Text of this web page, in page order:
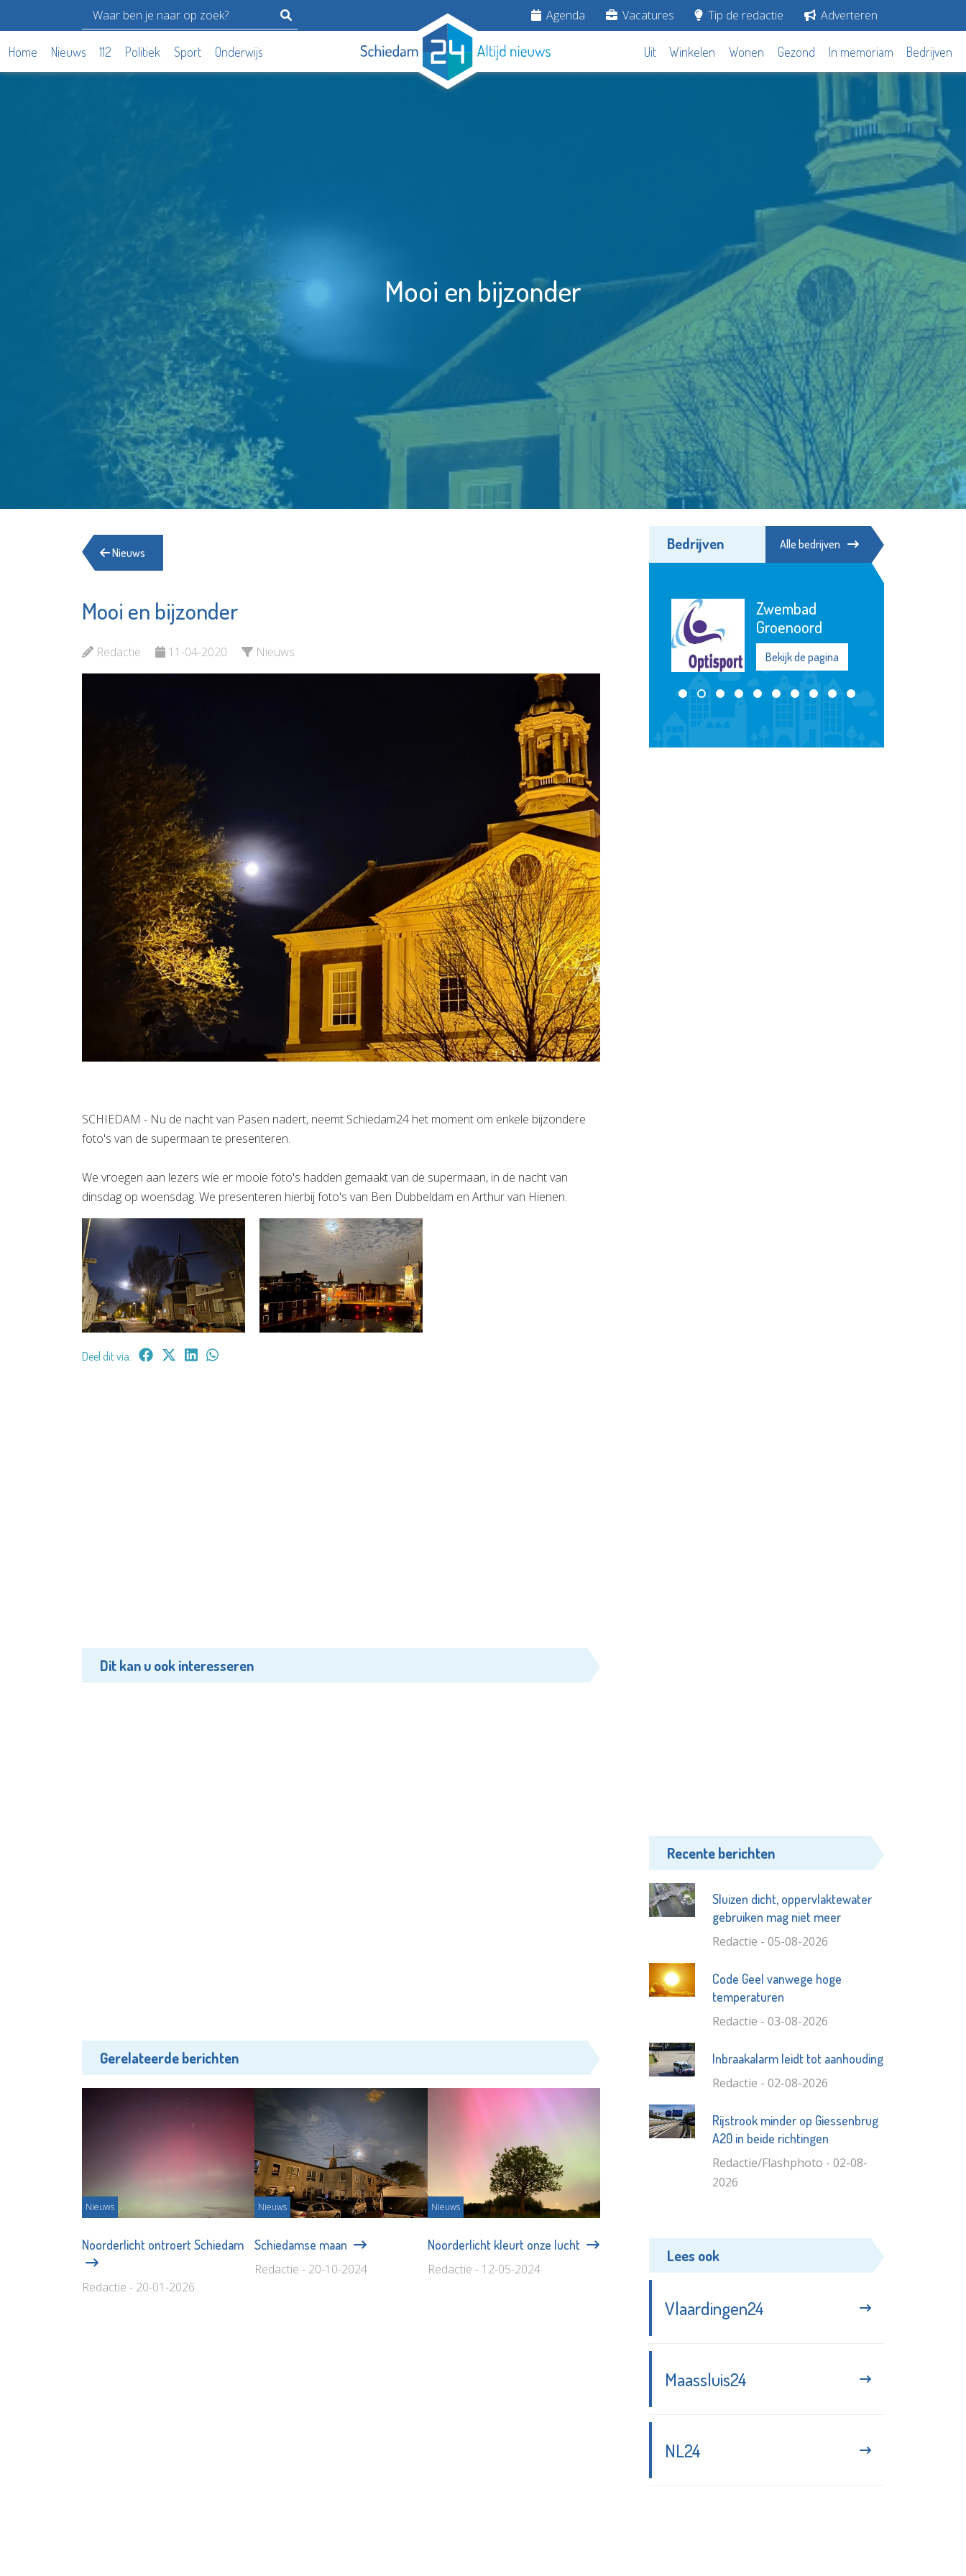
Agenda Vacatures Tip de redactie Adverteren
Home Nieuws 112 Politiek Sport Onderwijs Uit Winkelen Wonen Gezond In memoriam Bedrijven
Mooi en bijzonder
Nieuws
Mooi en bijzonder
Redactie 11-04-2020 Nieuws
SCHIEDAM - Nu de nacht van Pasen nadert, neemt Schiedam24 het moment om enkele bijzondere
foto's van de supermaan te presenteren.
We vroegen aan lezers wie er mooie foto's hadden gemaakt van de supermaan, in de nacht van
dinsdag op woensdag. We presenteren hierbij foto's van Ben Dubbeldam en Arthur van Hienen.
Deel dit via:
Dit kan u ook interesseren
Gerelateerde berichten
Nieuws
Noorderlicht ontroert Schiedam
Redactie - 20-01-2026
Nieuws
Schiedamse maan
Redactie - 20-10-2024
Nieuws
Noorderlicht kleurt onze lucht
Redactie - 12-05-2024
Bedrijven Alle bedrijven
Energiehulp
Bekijk de pagina
Argos Zorggroep
Bekijk de pagina
Recente berichten
Sluizen dicht, oppervlaktewater
gebruiken mag niet meer
Redactie - 05-08-2026
Code Geel vanwege hoge
temperaturen
Redactie - 03-08-2026
Inbraakalarm leidt tot aanhouding
Redactie - 02-08-2026
Rijstrook minder op Giessenbrug
A20 in beide richtingen
Redactie/Flashphoto - 02-08-
2026
Lees ook
Vlaardingen24
Maassluis24
NL24